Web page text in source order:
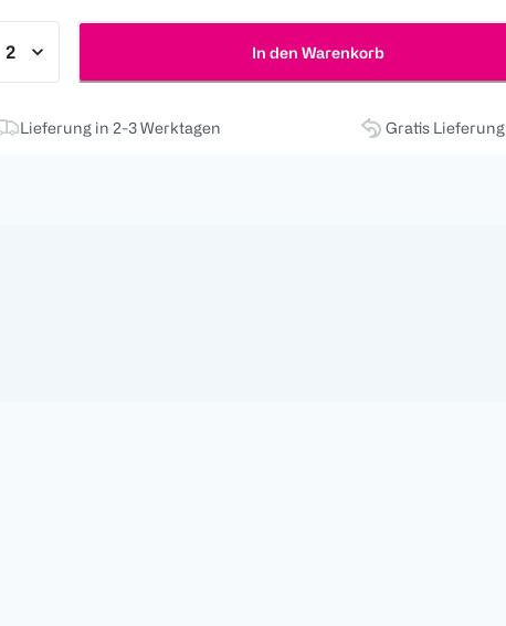
In den Warenkorb
Lieferung in 2-3 Werktagen Gratis